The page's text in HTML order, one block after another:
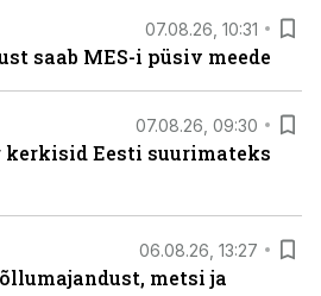
07.08.26, 10:31
saab MES-i püsiv meede
07.08.26, 09:30
kerkisid Eesti suurimateks
06.08.26, 13:27
metsi ja